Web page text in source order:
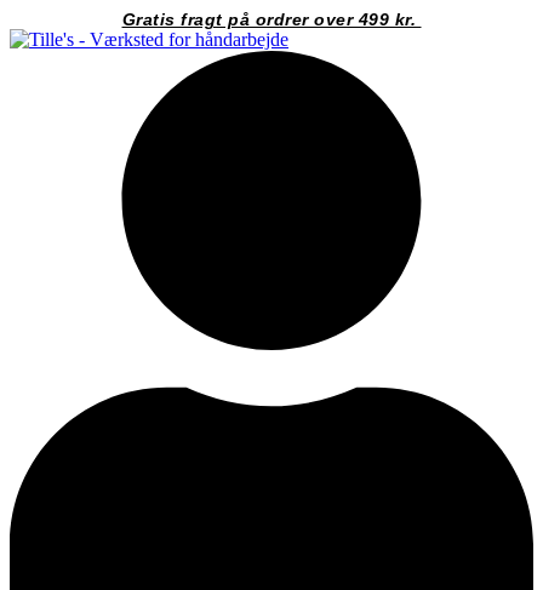
til
Gratis fragt på ordrer over 499 kr.